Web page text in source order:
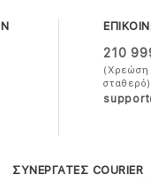
210
(Χρεώση
σταθερό)
ΣΥΝΕΡΓΑΤΕΣ COURIER